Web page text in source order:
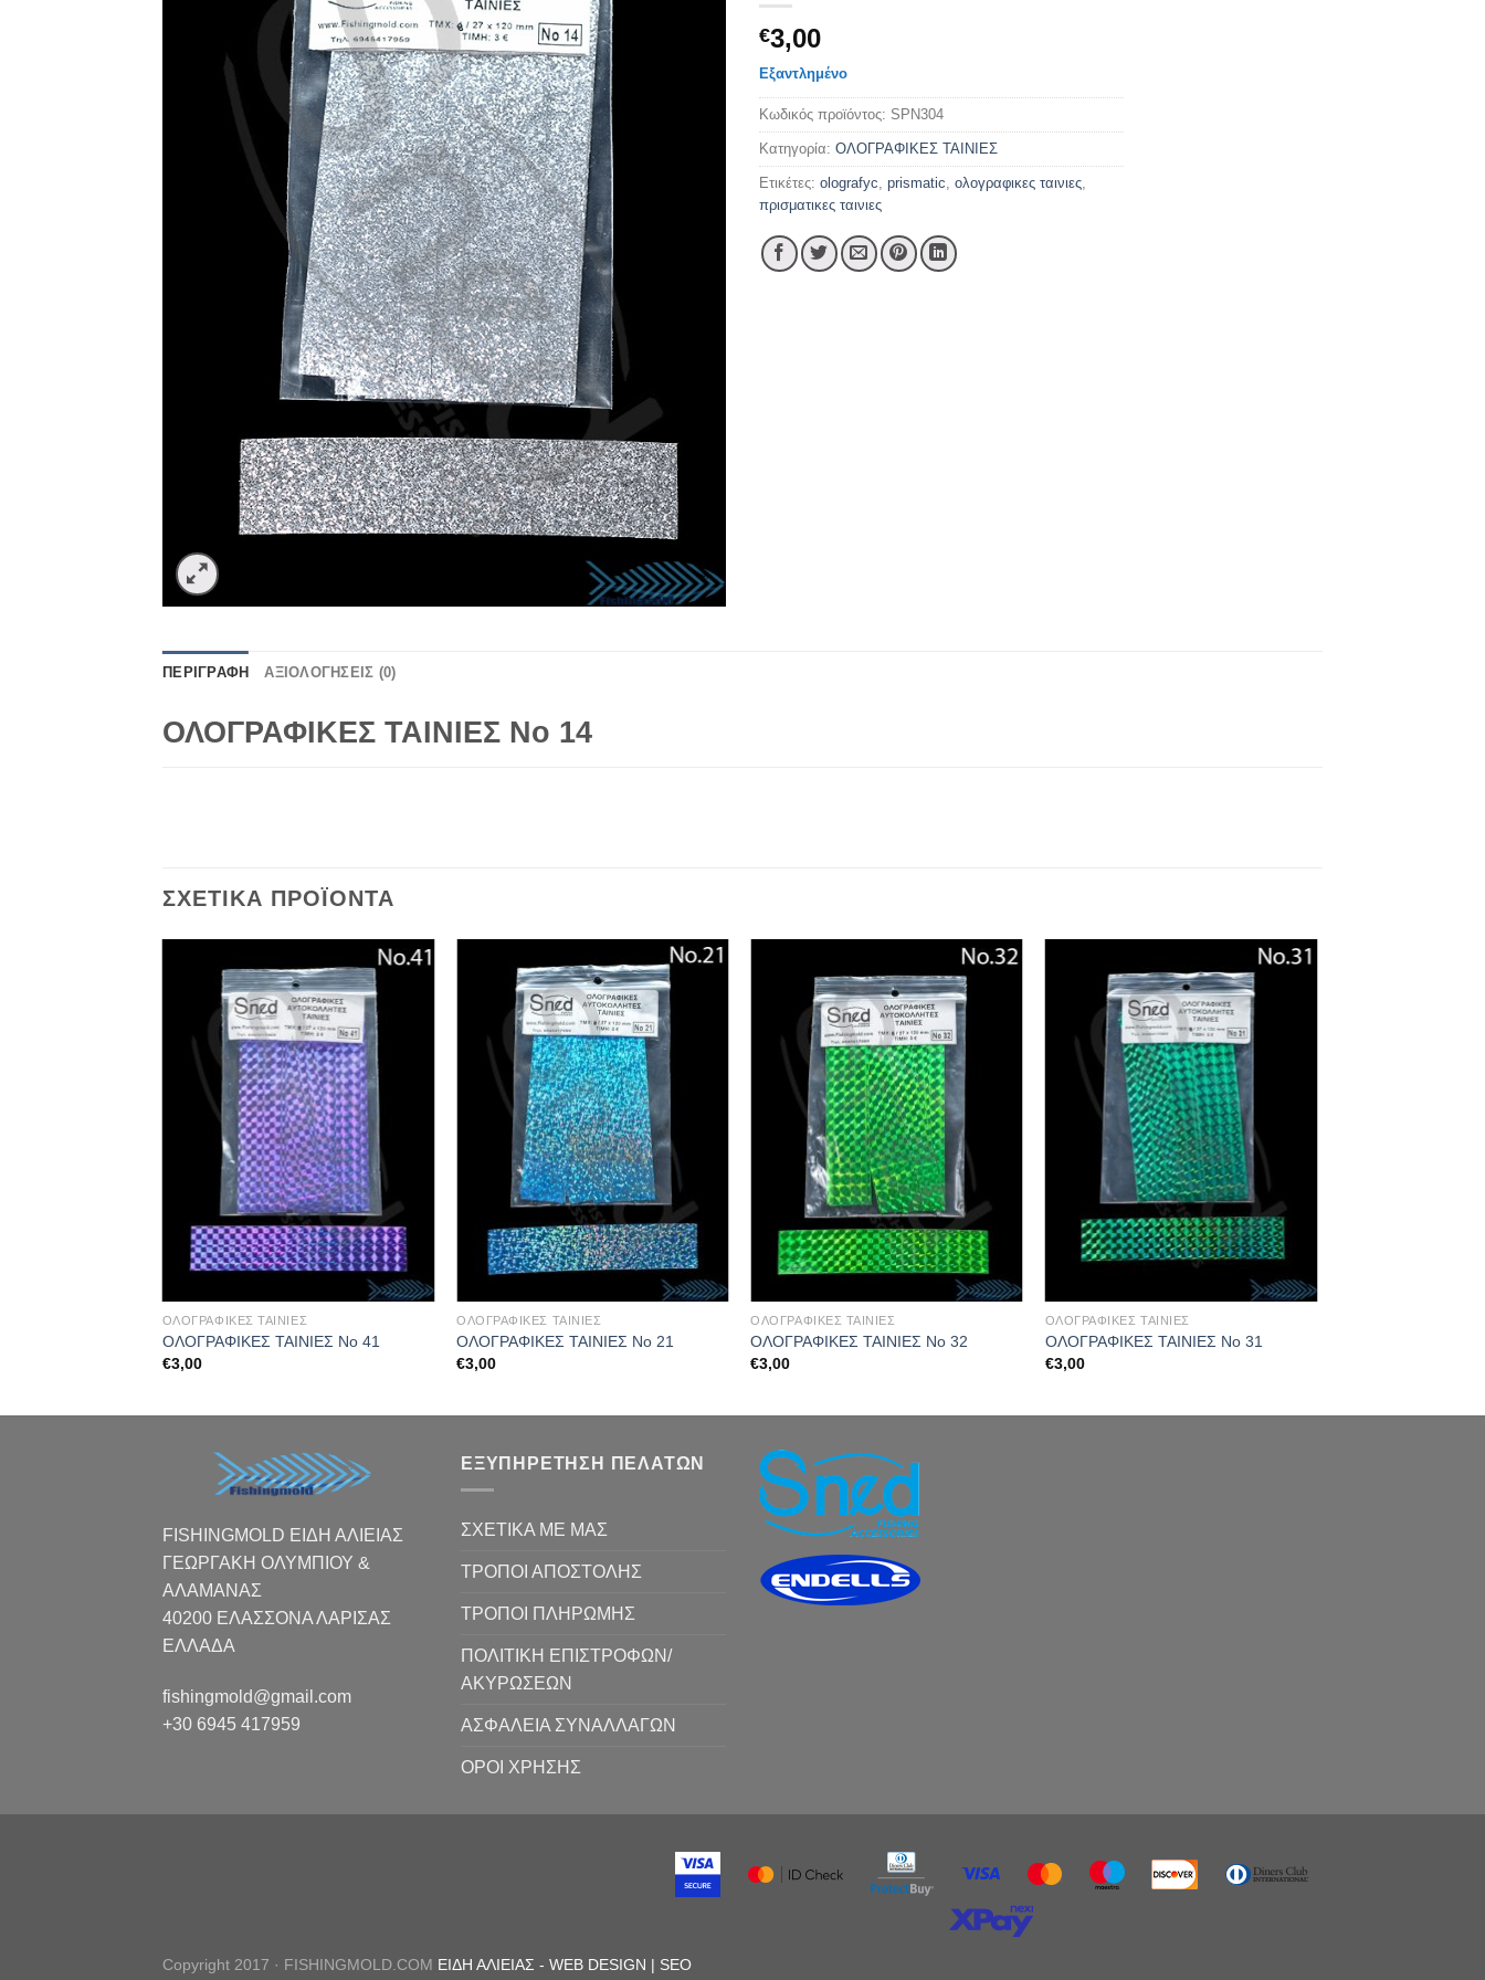
€3,00
Εξαντλημένο
Κωδικός προϊόντος: SPN304
Κατηγορία: ΟΛΟΓΡΑΦΙΚΕΣ ΤΑΙΝΙΕΣ
Ετικέτες: olografyc prismatic ολογραφικες ταινιες
πρισματικες ταινιες
ΠΕΡΙΓΡΑΦΉ ΑΞΙΟΛΟΓΉΣΕΙΣ (0)
ΟΛΟΓΡΑΦΙΚΕΣ ΤΑΙΝΙΕΣ Νο 14
ΣΧΕΤΙΚΆ ΠΡΟΪΌΝΤΑ
ΟΛΟΓΡΑΦΙΚΕΣ ΤΑΙΝΙΕΣ
ΟΛΟΓΡΑΦΙΚΕΣ ΤΑΙΝΙΕΣ Νο 41
€3,00
ΟΛΟΓΡΑΦΙΚΕΣ ΤΑΙΝΙΕΣ
ΟΛΟΓΡΑΦΙΚΕΣ ΤΑΙΝΙΕΣ Νο 21
€3,00
ΟΛΟΓΡΑΦΙΚΕΣ ΤΑΙΝΙΕΣ
ΟΛΟΓΡΑΦΙΚΕΣ ΤΑΙΝΙΕΣ Νο 32
€3,00
ΟΛΟΓΡΑΦΙΚΕΣ ΤΑΙΝΙΕΣ
ΟΛΟΓΡΑΦΙΚΕΣ ΤΑΙΝΙΕΣ Νο 31
€3,00
FISHINGMOLD ΕΙΔΗ ΑΛΙΕΙΑΣ
ΓΕΩΡΓΑΚΗ ΟΛΥΜΠΙΟΥ &
ΑΛΑΜΑΝΑΣ
40200 ΕΛΑΣΣΟΝΑ ΛΑΡΙΣΑΣ
EΛΛΑΔΑ
fishingmold@gmail.com
+30 6945 417959
ΕΞΥΠΗΡΕΤΗΣΗ ΠΕΛΑΤΩΝ
ΣΧΕΤΙΚΑ ΜΕ ΜΑΣ
ΤΡΟΠΟΙ ΑΠΟΣΤΟΛΗΣ
ΤΡΟΠΟΙ ΠΛΗΡΩΜΗΣ
ΠΟΛΙΤΙΚΗ ΕΠΙΣΤΡΟΦΩΝ/
ΑΚΥΡΩΣΕΩΝ
ΑΣΦΑΛΕΙΑ ΣΥΝΑΛΛΑΓΩΝ
ΟΡΟΙ ΧΡΗΣΗΣ
Copyright 2017 · FISHINGMOLD.COM ΕΙΔΗ ΑΛΙΕΙΑΣ - WEB DESIGN | SEO